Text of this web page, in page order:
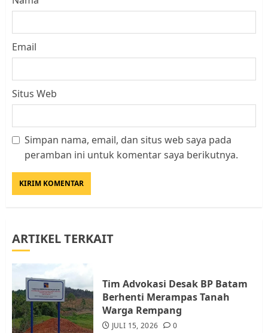
Email
Situs Web
Simpan nama, email, dan situs web saya pada
peramban ini untuk komentar saya berikutnya.
ARTIKEL TERKAIT
Tim Advokasi Desak BP Batam
Berhenti Merampas Tanah
Warga Rempang
JULI 15, 2026 0
Datangi Pemko Batam, Warga
4
Warga Rempang Ajukan
Resahkan Warga
JULI 17, 2026 0